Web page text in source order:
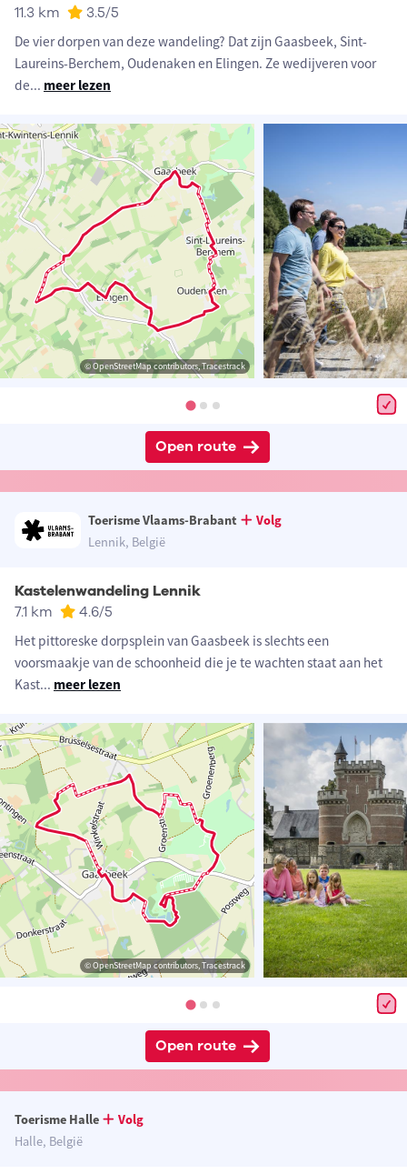
11.3 km 3.5/5
De vier dorpen van deze wandeling? Dat zijn Gaasbeek, Sint-
Laureins-Berchem, Oudenaken en Elingen. Ze wedijveren voor
de... meer lezen
© OpenStreetMap contributors, Tracestrack
Open route
Toerisme Vlaams-Brabant
Volg
Lennik, België
Kastelenwandeling Lennik
7.1 km 4.6/5
Het pittoreske dorpsplein van Gaasbeek is slechts een
voorsmaakje van de schoonheid die je te wachten staat aan het
Kast... meer lezen
© OpenStreetMap contributors, Tracestrack
Open route
Toerisme Halle
Volg
Halle, België